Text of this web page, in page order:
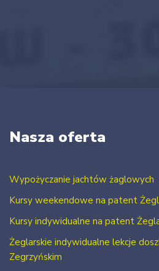
Nasza oferta
Wypożyczanie jachtów żaglowych
Kursy weekendowe na patent
Kursy indywidualne na patent
Żeglarskie indywidualne lekcje
Zegrzyńskim